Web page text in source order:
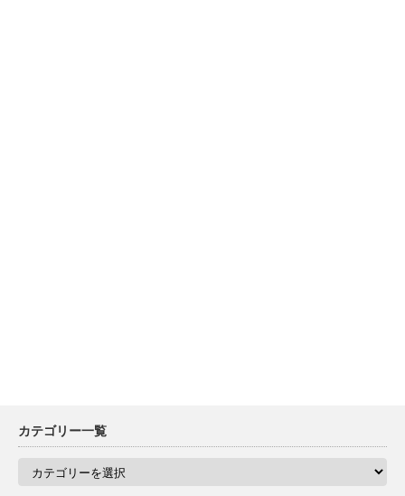
カテゴリー一覧